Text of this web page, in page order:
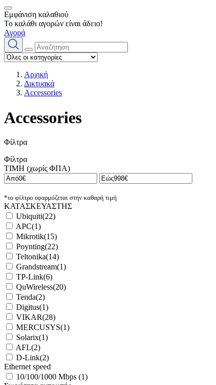
Εμφάνιση καλαθιού
Το καλάθι αγορών είναι άδειο!
Αγορά
Αρχική
Δικτυακά
Accessories
Accessories
Φίλτρα
Φίλτρα
ΤΙΜΗ (χωρίς ΦΠΑ)
*το φίλτρο εφαρμόζεται στην καθαρή τιμή
ΚΑΤΑΣΚΕΥΑΣΤΗΣ
Ubiquiti(22)
APC(1)
Mikrotik(15)
Poynting(22)
Teltonika(14)
Grandstream(1)
TP-Link(6)
QuWireless(20)
Tenda(2)
Digitus(1)
VIKAR(28)
MERCUSYS(1)
Solarix(1)
AFL(2)
D-Link(2)
Ethernet speed
10/100/1000 Mbps (1)